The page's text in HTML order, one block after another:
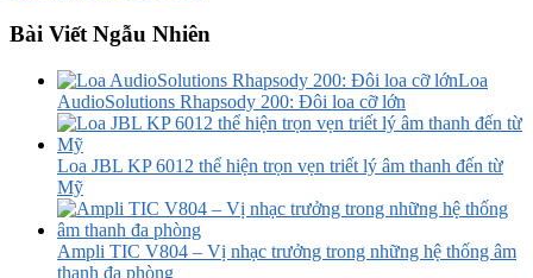
Bài Viết Ngẫu Nhiên
Loa
AudioSolutions Rhapsody 200: Đôi loa cỡ lớn
Loa JBL KP 6012 thể hiện trọn vẹn triết lý âm thanh đến từ
Mỹ
Ampli TIC V804 – Vị nhạc trưởng trong những hệ thống âm
thanh đa phòng